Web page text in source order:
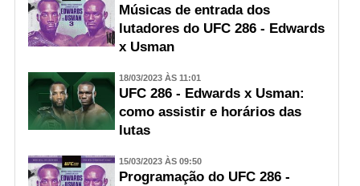
Músicas de entrada dos
lutadores do UFC 286 - Edwards
x Usman
18/03/2023 ÀS 11:01
UFC 286 - Edwards x Usman:
como assistir e horários das
lutas
15/03/2023 ÀS 09:50
Programação do UFC 286 -